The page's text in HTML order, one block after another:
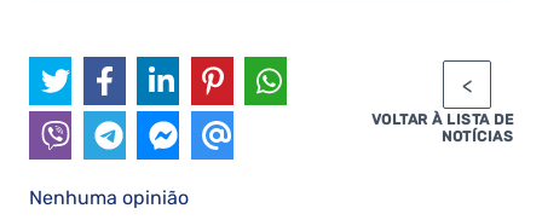
VOLTAR À LISTA DE
NOTÍCIAS
Nenhuma opinião